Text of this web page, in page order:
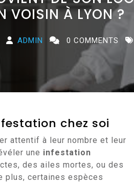
VOISIN À LYON ?
ADMIN 0 COMMENTS
chez soi
attentif à leur nombre et leur
une infestation
des ailes mortes, ou des
plus, certaines espèces